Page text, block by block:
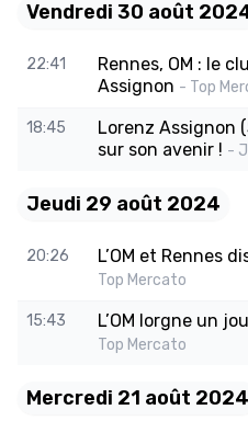
Vendredi 30 août
22:41
Rennes, OM : le
Assignon - Top
18:45
Lorenz Assignon
sur son avenir ! -
Jeudi 29 août 2024
20:26 L’OM et Rennes
Top Mercato
15:43 L’OM lorgne un
Top Mercato
Mercredi 21 août 2024